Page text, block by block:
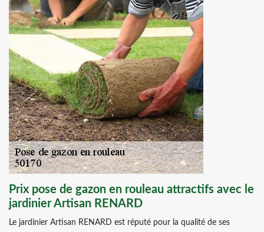
Prix pose de gazon en rouleau attractifs avec le
jardinier Artisan RENARD
Le jardinier Artisan RENARD est réputé pour la qualité de ses